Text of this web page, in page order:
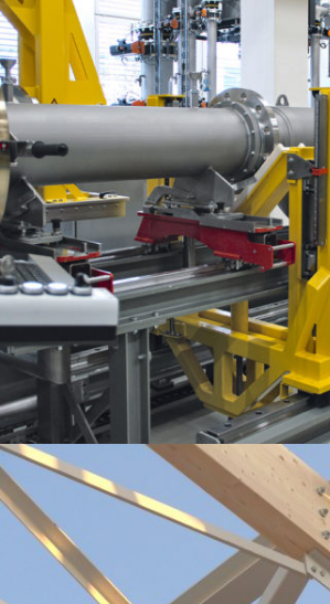
ENDRESS-HAUSER – BANC D’ÉTALONNAGE POUR